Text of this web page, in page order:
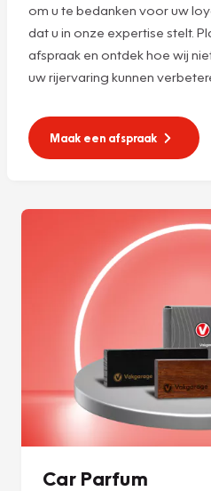
om u te bedanken voor uw
dat u in onze expertise stelt.
afspraak en ontdek hoe wij
uw rijervaring kunnen
Maak een afspraak
Car Parfum